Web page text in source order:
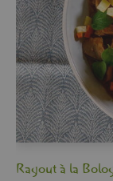
Ra­gout à la